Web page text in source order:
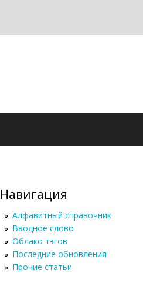
Навигация
Алфавитный справочник
Вводное слово
Облако тэгов
Последние обновления
Прочие статьи